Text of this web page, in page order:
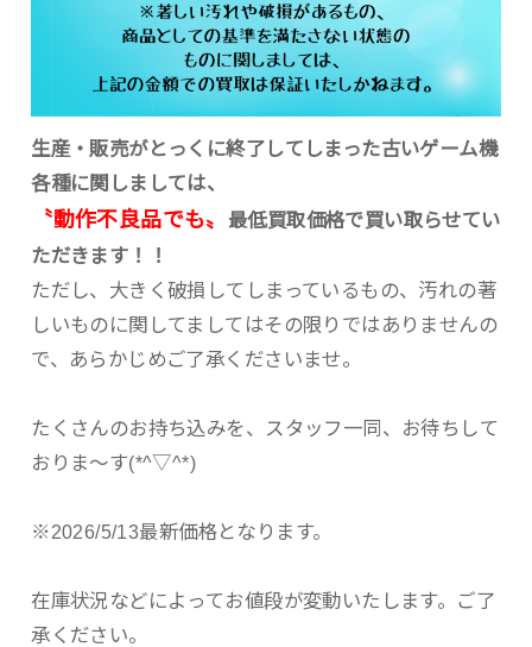
生産・販売がとっくに終了してしまった古いゲーム機
各種に関しましては、
〝動作不良品でも〟
最低買取価格で買い取らせてい
ただきます！！
ただし、大きく破損してしまっているもの、汚れの著
しいものに関してましてはその限りではありませんの
で、あらかじめご了承くださいませ。
たくさんのお持ち込みを、スタッフ一同、お待ちして
おりま～す(*^▽^*)
※2026/5/13最新価格となります。
在庫状況などによってお値段が変動いたします。ご了
承ください。